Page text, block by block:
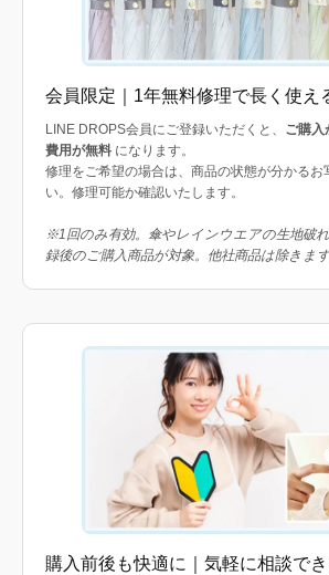
会員限定｜1年無料修理で長く使え
LINE DROPS会員にご登録いただくと、 ご購入
費用が無料 になります。
修理をご希望の場合は、商品の状態が分かるお
い。修理可能か確認いたします。
※1回のみ有効。傘やレインウエアの生地破
録後のご購入商品が対象。他社商品は除きます
購入前後も快適に｜気軽に相談で